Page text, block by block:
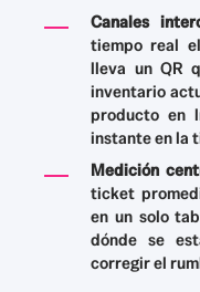
Canales
tiempo real
lleva un QR
inventario
producto en
instante en la
Medición
ticket
en un solo
dónde se
corregir el